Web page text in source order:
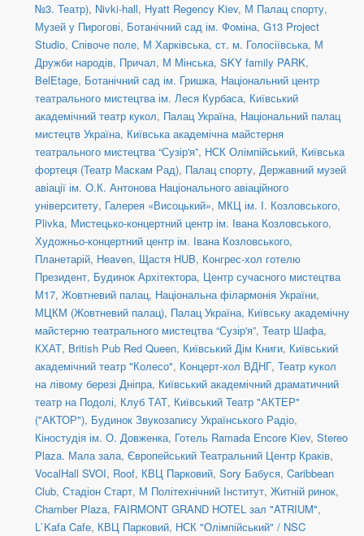
№3. Театр), Nivki-hall, Hyatt Regency Kiev, М Палац спорту,
Музей у Пирогові, Ботанічний сад ім. Фоміна, G13 Project
Studio, Співоче поле, М Харківська, ст. м. Голосіївська, М
Дружби народів, Причал, М Мінська, SKY family PARK,
BelEtage, Ботанічний сад ім. Гришка, Національний центр
театрального мистецтва ім. Леся Курбаса, Київський
академічний театр кукол, Палац Україна, Національний палац
мистецтв Україна, Київська академічна майстерня
театрального мистецтва “Сузір'я”, НСК Олімпійський, Київська
фортеця (Театр Маскам Рад), Палац спорту, Державний музей
авіації ім. О.К. Антонова Національного авіаційного
університету, Галерея «Висоцький», МКЦ ім. І. Козловського,
Plivka, Мистецько-концертний центр ім. Івана Козловського,
Художньо-концертний центр ім. Івана Козловського,
Планетарій, Heaven, Щастя HUB, Конгрес-хол готелю
Президент, Будинок Архітектора, Центр сучасного мистецтва
М17, Жовтневий палац, Національна філармонія України,
МЦКМ (Жовтневий палац), Палац Україна, Київську академічну
майстерню театрального мистецтва “Сузір'я”, Театр Шафа,
КХАТ, British Pub Red Queen, Київський Дім Книги, Київський
академічний театр "Колесо", Концерт-хол ВДНГ, Театр кукол
на лівому березі Дніпра, Київський академічний драматичний
театр на Подолі, Клуб ТАТ, Київський Театр "АКТЕР"
("АКТОР"), Будинок Звукозапису Українського Радіо,
Кіностудія ім. О. Довженка, Готель Ramada Encore Kiev, Stereo
Plaza. Мала зала, Європейський Театральний Центр Краків,
VocalHall SVOI, Roof, КВЦ Парковий, Sory Бабуся, Caribbean
Club, Стадіон Старт, М Політехнічний Інститут, Житній ринок,
Chamber Plaza, FAIRMONT GRAND HOTEL зал "ATRIUM",
L`Kafa Cafe, КВЦ Парковий, НСК "Олімпійський" / NSC